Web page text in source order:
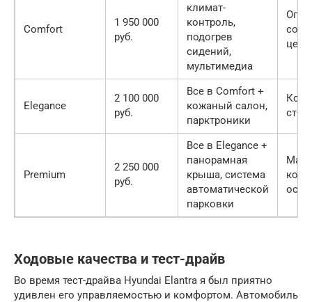
Comfort
1 950 000
руб.
климат-
контроль,
подогрев
сидений,
мультимедиа
Elegance
2 100 000
руб.
Все в Comfort +
кожаный салон,
парктроники
Premium
2 250 000
руб.
Все в Elegance +
панорамная
крыша, система
автоматической
парковки
Ходовые качества и тест-драйв
Во время тест-драйва Hyundai Elantra я был приятно
удивлен его управляемостью и комфортом. Автомобиль